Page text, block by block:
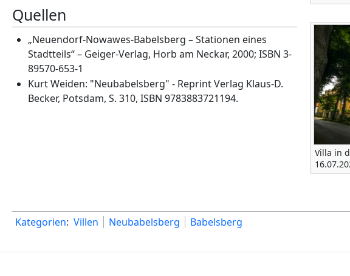
Villa in
Quellen
„Neuendorf-Nowawes-Babelsberg – Stationen eines
Stadtteils“ – Geiger-Verlag, Horb am Neckar, 2000; ISBN 3-
89570-653-1
Kurt Weiden: "Neubabelsberg" - Reprint Verlag Klaus-D.
Becker, Potsdam, S. 310, ISBN 9783883721194.
Kategorien: Villen Neubabelsberg Babelsberg